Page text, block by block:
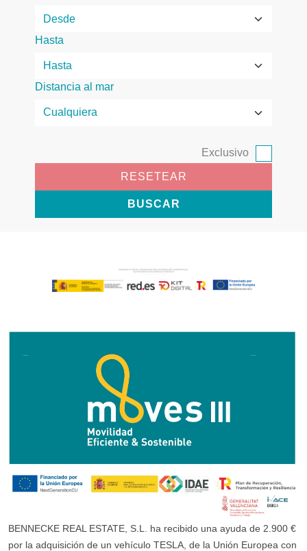
Hasta
Distancia al mar
Exclusivo
RESETEAR
BUSCAR
BENNECKE REAL ESTATE, S.L. ha recibido una ayuda de 2.900 €
por la adquisición de un vehículo TESLA, de la Unión Europea con